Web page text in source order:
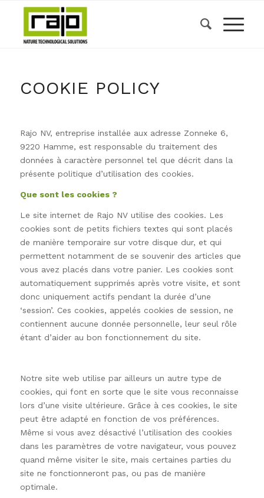
COOKIE POLICY
Rajo NV, entreprise installée aux adresse Zonneke 6,
9220 Hamme, est responsable du traitement des
données à caractère personnel tel que décrit dans la
présente politique d’utilisation des cookies.
Que sont les cookies ?
Le site internet de Rajo NV utilise des cookies. Les
cookies sont de petits fichiers textes qui sont placés
de manière temporaire sur votre disque dur, et qui
permettent notamment de se souvenir des articles que
vous avez placés dans votre panier. Les cookies sont
automatiquement supprimés après votre visite, et sont
donc uniquement actifs pendant la durée d’une
‘session’. Ces cookies, appelés cookies de session, ne
contiennent aucune donnée personnelle, leur seul rôle
étant d’aider au bon fonctionnement du site.
Notre site web utilise par ailleurs un autre type de
cookies, qui font en sorte que le site vous reconnaisse
lors d’une visite ultérieure. Grâce à ces cookies, le site
peut être adapté en fonction de vos préférences.
Même si vous avez désactivé l’utilisation des cookies
dans les paramètres de votre navigateur, vous pouvez
quand même visiter le site, mais certaines parties du
site ne fonctionneront pas, ou pas de manière
optimale.